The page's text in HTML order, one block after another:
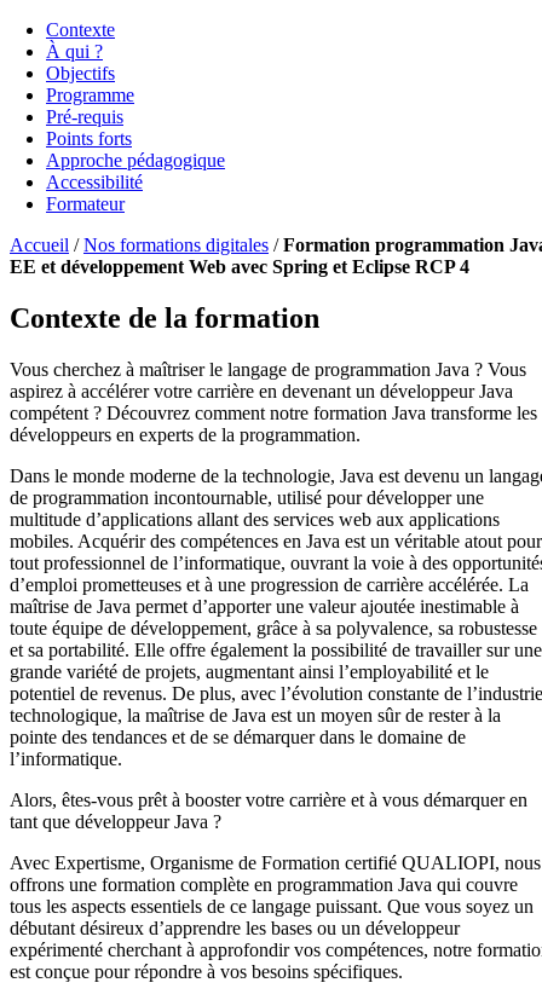
Contexte
À qui ?
Objectifs
Programme
Pré-requis
Points forts
Approche pédagogique
Accessibilité
Formateur
Accueil /Nos formations digitales /Formation programmation
EE et développement Web avec Spring et Eclipse RCP 4
Contexte de la formation
Vous cherchez à maîtriser le langage de programmation Java ? Vous
aspirez à accélérer votre carrière en devenant un développeur Java
compétent ? Découvrez comment notre formation Java transforme les
développeurs en experts de la programmation.
Dans le monde moderne de la technologie, Java est devenu un
de programmation incontournable, utilisé pour développer une
multitude d’applications allant des services web aux applications
mobiles. Acquérir des compétences en Java est un véritable atout pour
tout professionnel de l’informatique, ouvrant la voie à des
d’emploi prometteuses et à une progression de carrière accélérée. La
maîtrise de Java permet d’apporter une valeur ajoutée inestimable à
toute équipe de développement, grâce à sa polyvalence, sa robustesse
et sa portabilité. Elle offre également la possibilité de travailler sur une
grande variété de projets, augmentant ainsi l’employabilité et le
potentiel de revenus. De plus, avec l’évolution constante de l’industrie
technologique, la maîtrise de Java est un moyen sûr de rester à la
pointe des tendances et de se démarquer dans le domaine de
l’informatique.
Alors, êtes-vous prêt à booster votre carrière et à vous démarquer en
tant que développeur Java ?
Avec Expertisme, Organisme de Formation certifié QUALIOPI, nous
offrons une formation complète en programmation Java qui couvre
tous les aspects essentiels de ce langage puissant. Que vous soyez un
débutant désireux d’apprendre les bases ou un développeur
expérimenté cherchant à approfondir vos compétences, notre
est conçue pour répondre à vos besoins spécifiques.